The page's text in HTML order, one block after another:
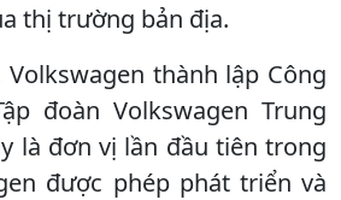
thị trường bản địa.
thành lập Công
đoàn Volkswagen Trung
là đơn vị lần đầu tiên trong
được phép phát triển và